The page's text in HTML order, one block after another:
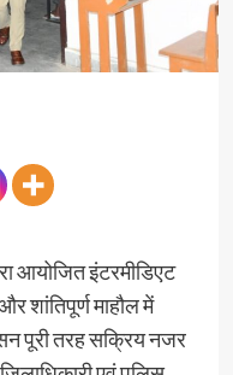
आयोजित इंटरमीडिएट
शांतिपूर्ण माहौल में
पूरी तरह सक्रिय नजर